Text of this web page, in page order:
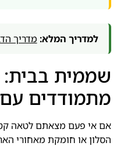
למדריך המלא: מדריך
שממית בבית:
מתמודדים עם
אם אי פעם מצאתם לטאה
הסלון או חומקת מאחורי